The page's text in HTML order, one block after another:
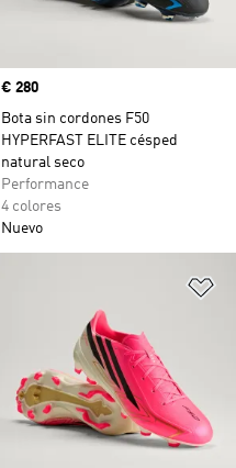
Precio
€ 280
Bota sin cordones F50
HYPERFAST ELITE césped
natural seco
Performance
4 colores
Nuevo